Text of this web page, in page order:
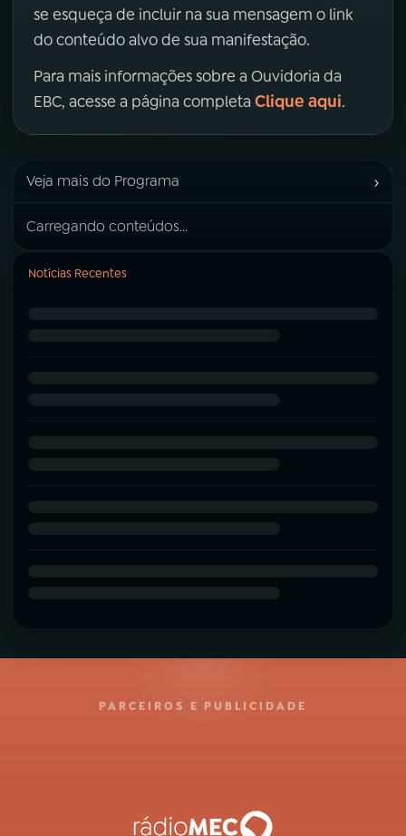
se esqueça de incluir na sua mensagem o link
do conteúdo alvo de sua manifestação.
Para mais informações sobre a Ouvidoria da
EBC, acesse a página completa Clique aqui.
Veja mais do Programa ›
Carregando conteúdos...
Notícias Recentes
PARCEIROS E PUBLICIDADE